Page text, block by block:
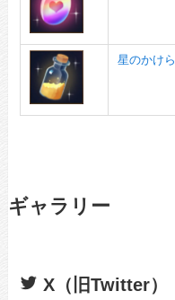
星のかけら
ギャラリー
X（旧Twitter）